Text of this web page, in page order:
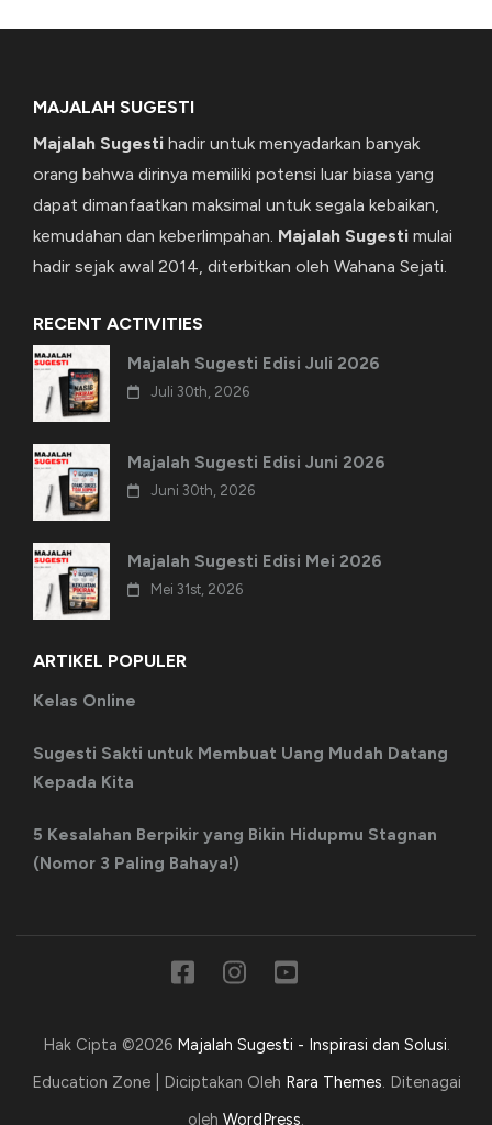
MAJALAH SUGESTI
Majalah Sugesti hadir untuk menyadarkan banyak
orang bahwa dirinya memiliki potensi luar biasa yang
dapat dimanfaatkan maksimal untuk segala kebaikan,
kemudahan dan keberlimpahan. Majalah Sugesti mulai
hadir sejak awal 2014, diterbitkan oleh Wahana Sejati.
RECENT ACTIVITIES
Majalah Sugesti Edisi Juli 2026
Juli 30th, 2026
Majalah Sugesti Edisi Juni 2026
Juni 30th, 2026
Majalah Sugesti Edisi Mei 2026
Mei 31st, 2026
ARTIKEL POPULER
Kelas Online
Sugesti Sakti untuk Membuat Uang Mudah Datang
Kepada Kita
5 Kesalahan Berpikir yang Bikin Hidupmu Stagnan
(Nomor 3 Paling Bahaya!)
Hak Cipta ©2026 Majalah Sugesti - Inspirasi dan Solusi.
Education Zone | Diciptakan Oleh Rara Themes. Ditenagai
oleh WordPress.